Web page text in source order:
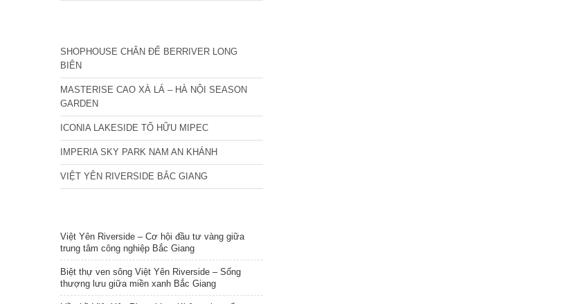
SHOPHOUSE CHÂN ĐẾ BERRIVER LONG
BIÊN
MASTERISE CAO XÀ LÁ – HÀ NỘI SEASON
GARDEN
ICONIA LAKESIDE TỐ HỮU MIPEC
IMPERIA SKY PARK NAM AN KHÁNH
VIỆT YÊN RIVERSIDE BẮC GIANG
Việt Yên Riverside – Cơ hội đầu tư vàng giữa
trung tâm công nghiệp Bắc Giang
Biệt thự ven sông Việt Yên Riverside – Sống
thượng lưu giữa miền xanh Bắc Giang